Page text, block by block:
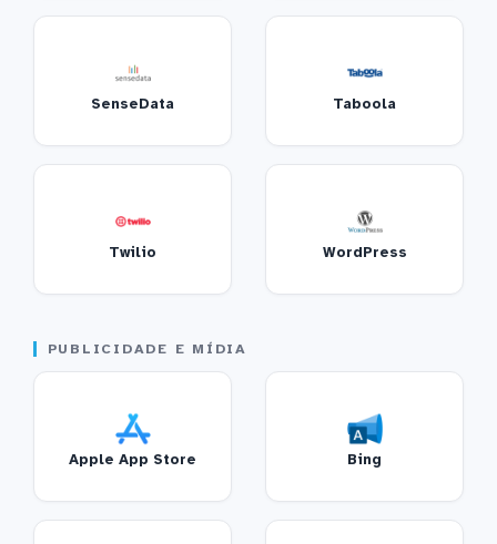
SenseData Taboola
Twilio WordPress
PUBLICIDADE E MÍDIA
Apple App Store Bing